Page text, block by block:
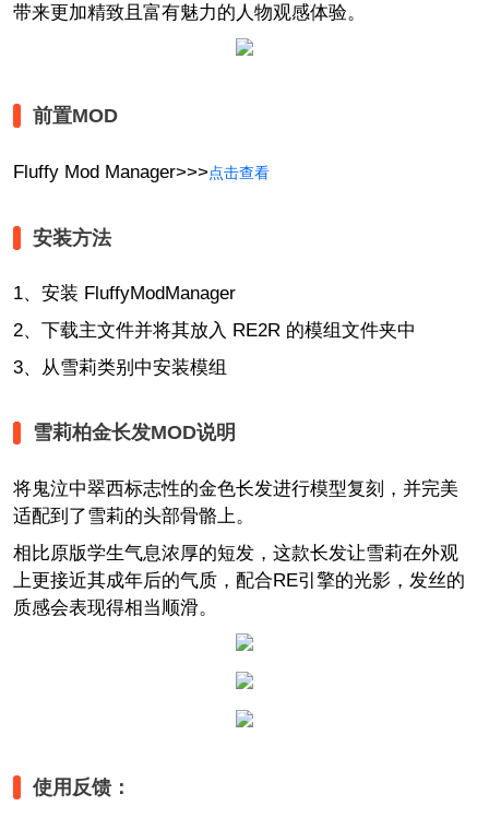
带来更加精致且富有魅力的人物观感体验。
前置MOD
Fluffy Mod Manager>>>点击查看
安装方法
1、安装 FluffyModManager
2、下载主文件并将其放入 RE2R 的模组文件夹中
3、从雪莉类别中安装模组
雪莉柏金长发MOD说明
将鬼泣中翠西标志性的金色长发进行模型复刻，并完美
适配到了雪莉的头部骨骼上。
相比原版学生气息浓厚的短发，这款长发让雪莉在外观
上更接近其成年后的气质，配合RE引擎的光影，发丝的
质感会表现得相当顺滑。
使用反馈：